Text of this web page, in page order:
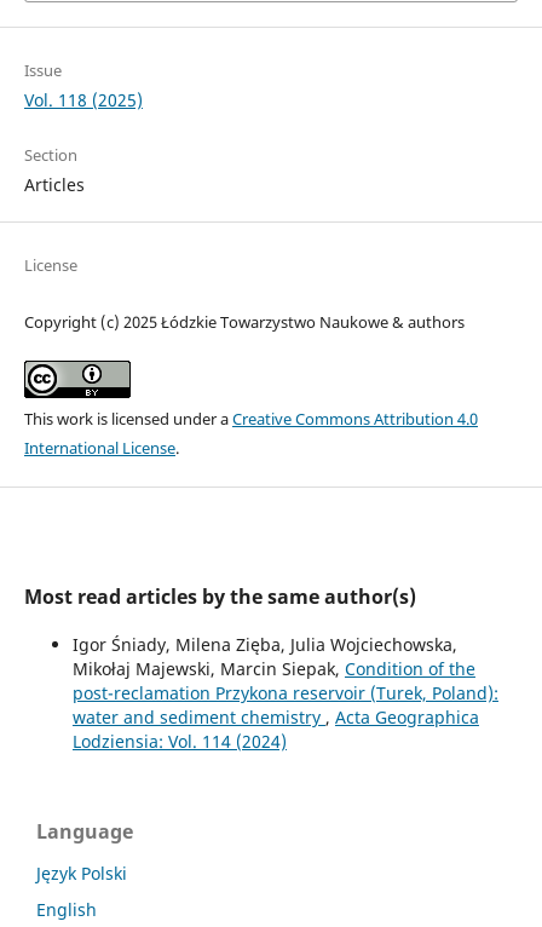
Issue
Vol. 118 (2025)
Section
Articles
License
Copyright (c) 2025 Łódzkie Towarzystwo Naukowe & authors
This work is licensed under aCreative Commons Attribution 4.0
International License.
Most read articles by the same author(s)
Igor Śniady, Milena Zięba, Julia Wojciechowska,
Mikołaj Majewski, Marcin Siepak, Condition of the
post-reclamation Przykona reservoir (Turek, Poland):
water and sediment chemistry , Acta Geographica
Lodziensia: Vol. 114 (2024)
Language
Język Polski
English